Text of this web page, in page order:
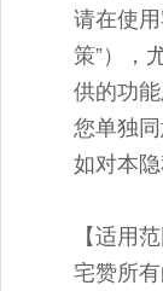
请在使
策”），
供的功
您单独
如对本
【适用范
宅赞所